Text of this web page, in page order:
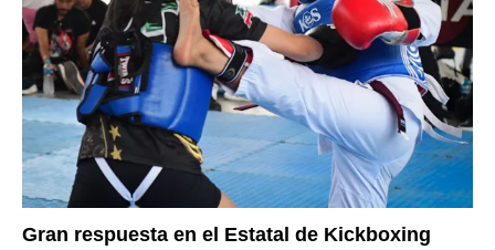
Gran respuesta en el Estatal de Kickboxing